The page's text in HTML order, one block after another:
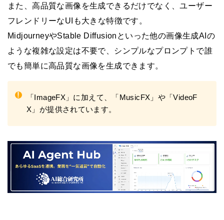
また、高品質な画像を生成できるだけでなく、ユーザー
フレンドリーなUIも大きな特徴です。
MidjourneyやStable Diffusionといった他の画像生成AIの
ような複雑な設定は不要で、シンプルなプロンプトで誰
でも簡単に高品質な画像を生成できます。
!
「ImageFX」に加えて、「MusicFX」や「VideoF
X」が提供されています。